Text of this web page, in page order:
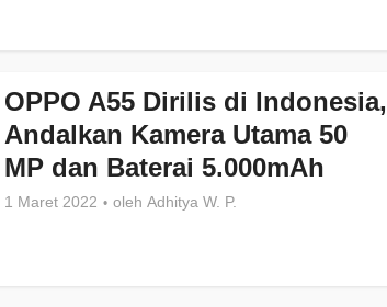
OPPO A55 Dirilis di Indonesia,
Andalkan Kamera Utama 50
MP dan Baterai 5.000mAh
1 Maret 2022 oleh Adhitya W. P.